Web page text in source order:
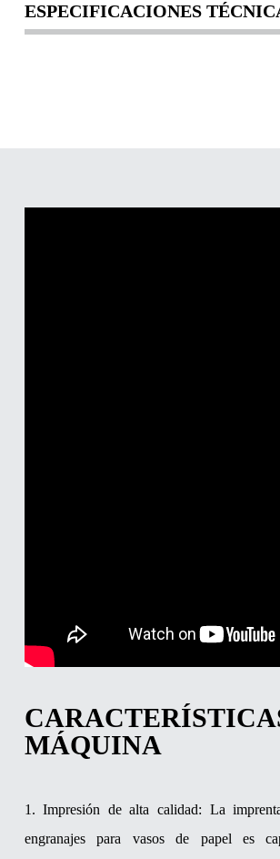
ESPECIFICACIONES
MÁQUINA
1. Impresión de alta calidad: La
engranajes para vasos de papel es